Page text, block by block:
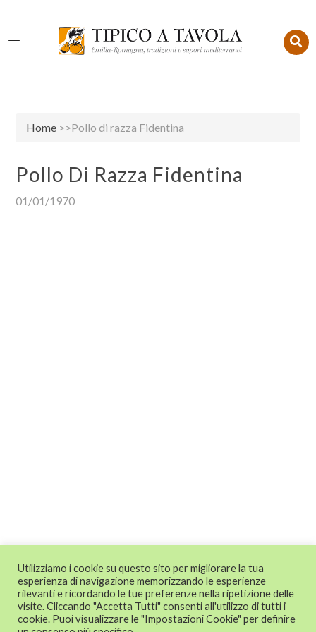
Home >>Pollo di razza Fidentina
Pollo Di Razza Fidentina
01/01/1970
Utilizziamo i cookie su questo sito per migliorare la tua
esperienza di navigazione memorizzando le esperienze
rilevanti e ricordando le tue preferenze nella ripetizione delle
visite. Cliccando "Accetta Tutti" consenti all'utilizzo di tutti i
cookie. Puoi visualizzare le "Impostazioni Cookie" per definire